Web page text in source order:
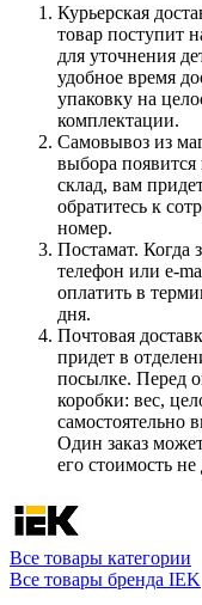
Курьерская
товар поступит
для уточнения
удобное время
упаковку на
комплектации.
Самовывоз из
выбора появится
склад, вам
обратитесь к
номер.
Постамат. Когда
телефон или e-
оплатить в
дня.
Почтовая
придет в
посылке. Перед
коробки: вес,
самостоятельно
Один заказ
его стоимость
Все товары категории
Все товары бренда IEK